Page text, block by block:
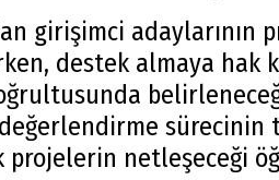
girişimci adaylarının
destek almaya hak
sürecinin
netleşeceği